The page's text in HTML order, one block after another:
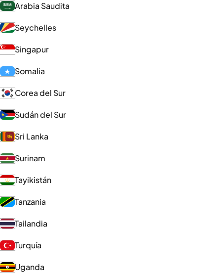
Arabia Saudita
Seychelles
Singapur
Somalia
Corea del Sur
Sudán del Sur
Sri Lanka
Surinam
Tayikistán
Tanzania
Tailandia
Turquía
Uganda